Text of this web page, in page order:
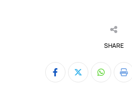
SHARE